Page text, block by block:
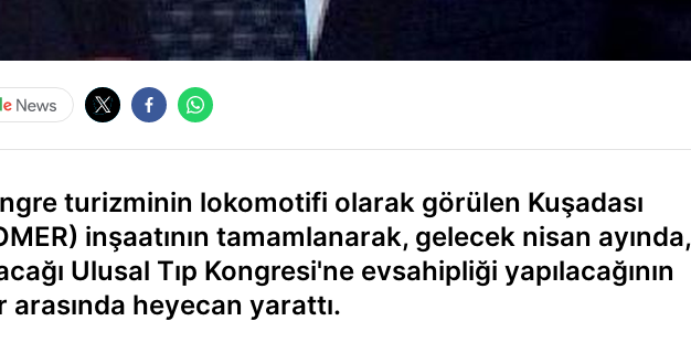
turizminin lokomotifi olarak görülen Kuşadası
inşaatının tamamlanarak, gelecek nisan ayında,
Ulusal Tıp Kongresi'ne evsahipliği yapılacağının
arasında heyecan yarattı.